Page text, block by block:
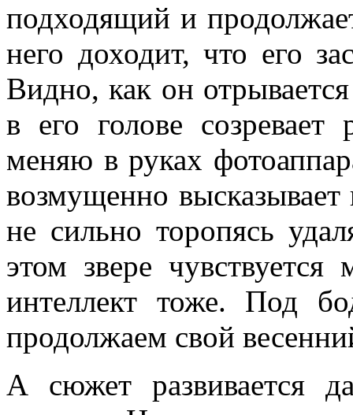
подходящий и
него доходит, что его
Видно, как он
в его голове
меняю в руках
возмущенно
не сильно торопясь
этом звере
интеллект тоже. Под
продолжаем свой
А сюжет развивается